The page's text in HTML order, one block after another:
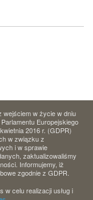
wejściem w życie w dniu
Europejskiego
2016 r. (GDPR)
w związku z
i w sprawie
zaktualizowaliśmy
Informujemy, iż
zgodnie z GDPR.
w celu realizacji usług i